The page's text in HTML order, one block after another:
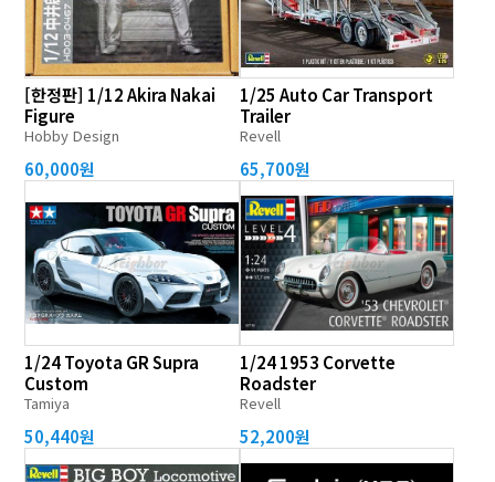
[한정판] 1/12 Akira Nakai
Figure
Hobby Design
60,000원
1/25 Auto Car Transport
Trailer
Revell
65,700원
1/24 Toyota GR Supra
Custom
Tamiya
50,440원
1/24 1953 Corvette
Roadster
Revell
52,200원